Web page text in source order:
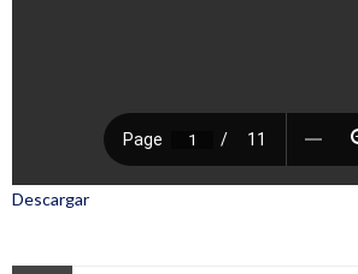
Descargar